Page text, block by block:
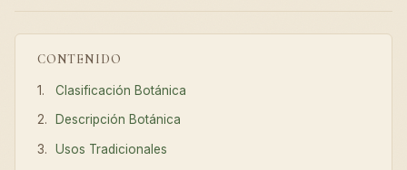
CONTENIDO
Clasificación Botánica
Descripción Botánica
Usos Tradicionales